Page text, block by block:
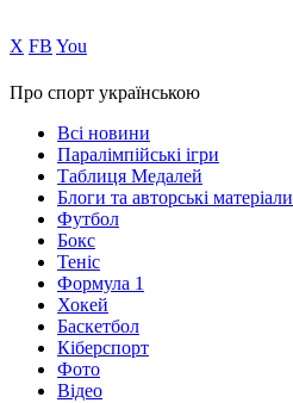
Х FB You
Про спорт українською
Всі новини
Паралімпійські ігри
Таблиця Медалей
Блоги та авторські матеріали
Футбол
Бокс
Теніс
Формула 1
Хокей
Баскетбол
Кіберспорт
Фото
Відео